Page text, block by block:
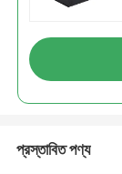
প্রস্তাবিত পণ্য